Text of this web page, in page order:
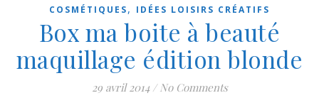
COSMÉTIQUES, IDÉES LOISIRS CRÉATIFS
Box ma boite à beauté
maquillage édition blonde
29 avril 2014 / No Comments